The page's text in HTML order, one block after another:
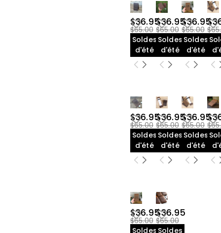
$36.95
$65.00
Soldes
d'été
$36.95
$65.00
Soldes
d'été
$36.95
$65.00
Soldes
d'été
$36.95
$65.00
Soldes
d'été
$36.95
$65.00
Soldes
d'été
$36.95
$65.00
Soldes
d'été
$36.95
$65.00
Soldes
$36.95
$65.00
Soldes